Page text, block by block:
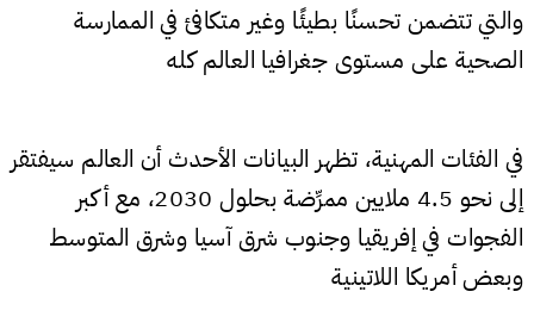
والتي تتضمن تحسنًا بطيئًا وغير متكافئ في الممارسة
الصحية على مستوى جغرافيا العالم كله
في الفئات المهنية، تظهر البيانات الأحدث أن العالم سيفتقر
إلى نحو 4.5 ملايين ممرِّضة بحلول 2030، مع أكبر
الفجوات في إفريقيا وجنوب شرق آسيا وشرق المتوسط
وبعض أمريكا اللاتينية